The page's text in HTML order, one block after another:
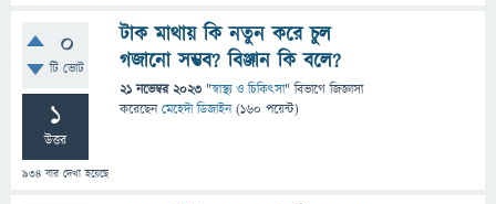
0
টি ভোট
1
উত্তর
934 বার দেখা হয়েছে
টাক মাথায় কি নতুন করে চুল
গজানো সম্ভব? বিঞ্জান কি বলে?
21 নভেম্বর 2023 "স্বাস্থ্য ও চিকিৎসা" বিভাগে জিজ্ঞাসা
করেছেনমেহেদী ডিজাইন (160 পয়েন্ট)